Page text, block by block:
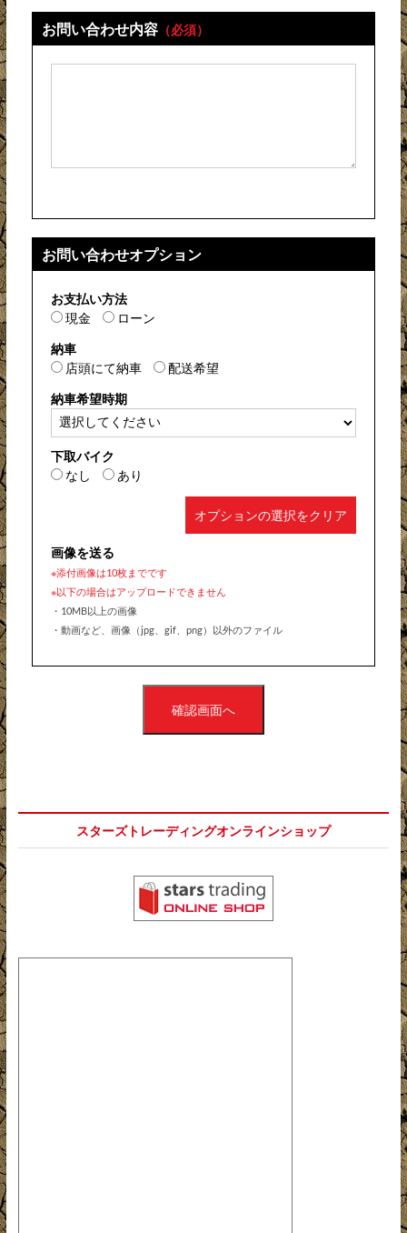
お問い合わせ内容（必須）
お問い合わせオプション
お支払い方法
現金
ローン
納車
店頭にて納車
配送希望
納車希望時期
下取バイク
なし
あり
オプションの選択をクリア
画像を送る
※添付画像は10枚までです
※以下の場合はアップロードできません
・10MB以上の画像
・動画など、画像（jpg、gif、png）以外のファイル
確認画面へ
スターズトレーディングオンラインショップ